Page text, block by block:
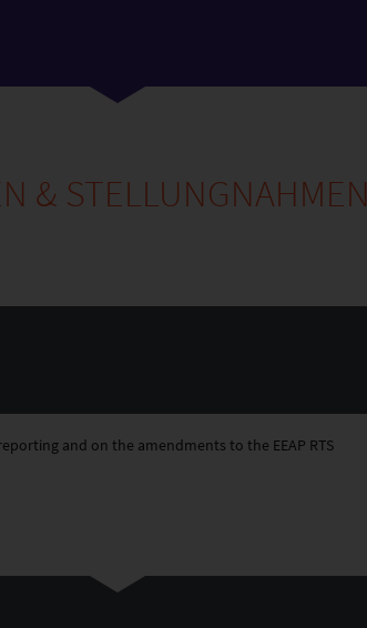
& STELLUNGNAHMEN
and on the amendments to the EEAP RTS